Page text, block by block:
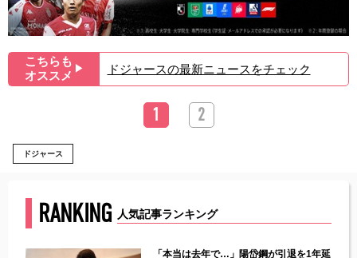
こちらも
オススメ ▶︎ ドジャースの最新ニュースをチェック
1 2
ドジャース
RANKING 人気記事ランキング
「本当は去年で…」陽岱鋼が引退を1年延